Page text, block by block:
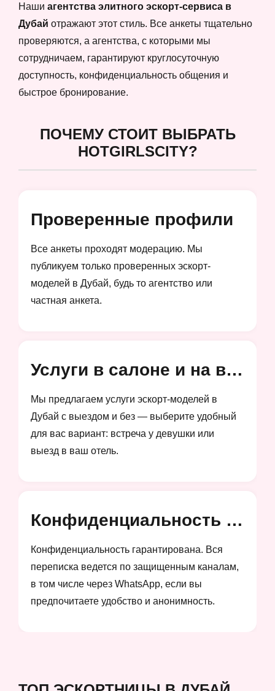
Наши агентства элитного эскорт-сервиса в
Дубай отражают этот стиль. Все анкеты тщательно
проверяются, а агентства, с которыми мы
сотрудничаем, гарантируют круглосуточную
доступность, конфиденциальность общения и
быстрое бронирование.
ПОЧЕМУ СТОИТ ВЫБРАТЬ
HOTGIRLSCITY?
Проверенные профили
Все анкеты проходят модерацию. Мы
публикуем только проверенных эскорт-
моделей в Дубай, будь то агентство или
частная анкета.
Услуги в салоне и на выезд
Мы предлагаем услуги эскорт-моделей в
Дубай с выездом и без — выберите удобный
для вас вариант: встреча у девушки или
выезд в ваш отель.
Конфиденциальность и анонимность
Конфиденциальность гарантирована. Вся
переписка ведется по защищенным каналам,
в том числе через WhatsApp, если вы
предпочитаете удобство и анонимность.